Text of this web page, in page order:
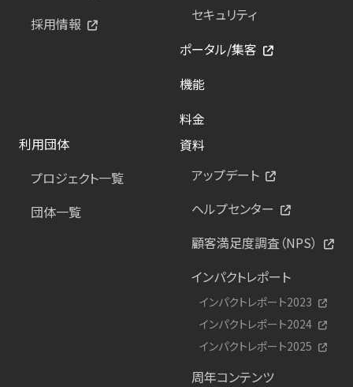
採用情報
セキュリティ
ポータル/集客
機能
料金
利用団体
プロジェクト一覧
団体一覧
資料
アップデート
ヘルプセンター
顧客満足度調査（NPS）
インパクトレポート
インパクトレポート2023
インパクトレポート2024
インパクトレポート2025
周年コンテンツ